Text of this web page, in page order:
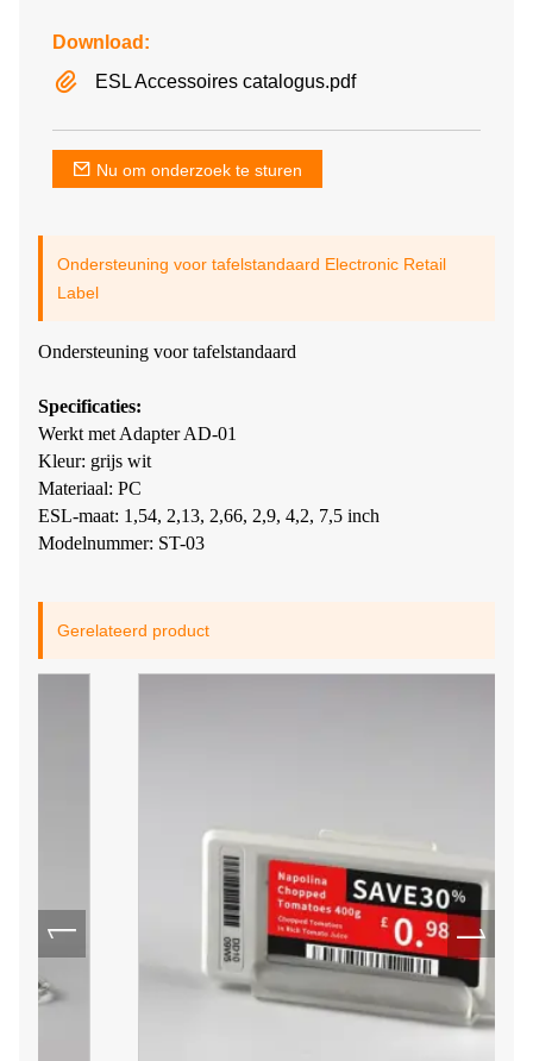
Download:
ESL Accessoires catalogus.pdf
Nu om onderzoek te sturen
Ondersteuning voor tafelstandaard Electronic Retail
Label
Ondersteuning voor tafelstandaard
Specificaties:
Werkt met Adapter AD-01
Kleur: grijs wit
Materiaal: PC
ESL-maat: 1,54, 2,13, 2,66, 2,9, 4,2, 7,5 inch
Modelnummer: ST-03
Gerelateerd product